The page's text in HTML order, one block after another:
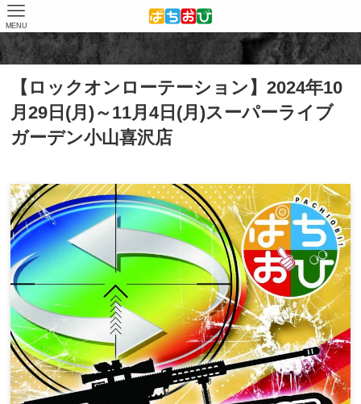
MENU
ホーム 店舗（結果） スーパーライブガーデン小山喜沢
【ロックオンローテーション】2024年10
月29日(月)～11月4日(月)スーパーライブ
ガーデン小山喜沢店